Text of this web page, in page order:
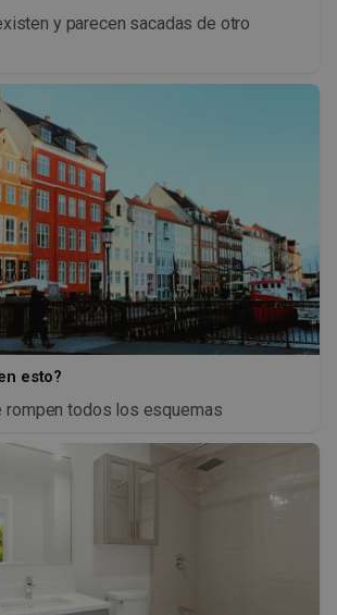
y parecen sacadas de otro
esto?
rompen todos los esquemas